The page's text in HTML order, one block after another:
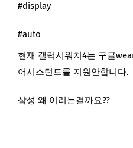
#display
#auto
현재 갤럭시워치4는 구글
어시스턴트를 지원안합니다.
삼성 왜 이러는걸까요??